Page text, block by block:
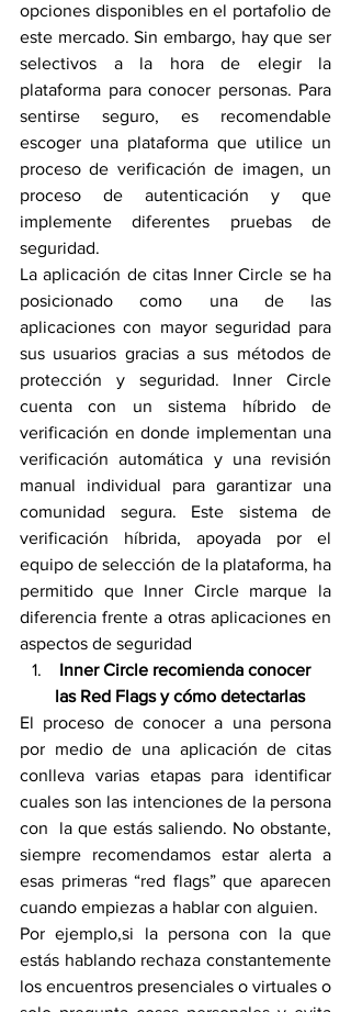
opciones disponibles en el portafolio de
este mercado. Sin embargo, hay que ser
selectivos a la hora de elegir la
plataforma para conocer personas. Para
sentirse seguro, es recomendable
escoger una plataforma que utilice un
proceso de verificación de imagen, un
proceso de autenticación y que
implemente diferentes pruebas de
seguridad.
La aplicación de citas Inner Circle se ha
posicionado como una de las
aplicaciones con mayor seguridad para
sus usuarios gracias a sus métodos de
protección y seguridad. Inner Circle
cuenta con un sistema híbrido de
verificación en donde implementan una
verificación automática y una revisión
manual individual para garantizar una
comunidad segura. Este sistema de
verificación híbrida, apoyada por el
equipo de selección de la plataforma, ha
permitido que Inner Circle marque la
diferencia frente a otras aplicaciones en
aspectos de seguridad
las Red Flags y cómo detectarlas
El proceso de conocer a una persona
por medio de una aplicación de citas
conlleva varias etapas para identificar
cuales son las intenciones de la persona
con  la que estás saliendo. No obstante,
siempre recomendamos estar alerta a
esas primeras “red flags” que aparecen
cuando empiezas a hablar con alguien.
Por ejemplo,si la persona con la que
estás hablando rechaza constantemente
los encuentros presenciales o virtuales o